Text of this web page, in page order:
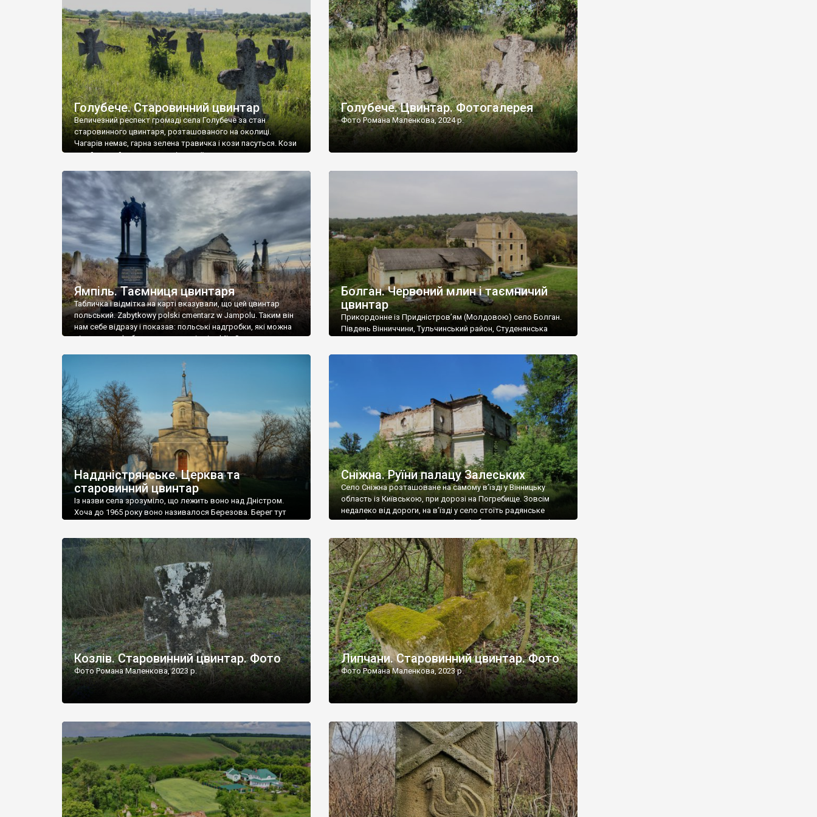
[…]
Голубече. Старовинний цвинтар
Величезний респект громаді села Голубече за стан
старовинного цвинтаря, розташованого на околиці.
Чагарів немає, гарна зелена травичка і кози пасуться. Кози
– найкращий регулятор шкідливої, для старих кладовищ,
бруньками, кози ті бруньки обгризають, бо то улюблений
делікатес. На цвинтарі у Голубечому ціла колекція
різноманітних форм хрестів. Село відносно невелике, […]
Голубече. Цвинтар. Фотогалерея
Фото Романа Маленкова, 2024 р.
Ямпіль. Таємниця цвинтаря
Табличка і відмітка на карті вказували, що цей цвинтар
польський. Zabytkowy polski cmentarz w Jampolu. Таким він
нам себе відразу і показав: польські надгробки, які можна
віднести до фабричних, польські епітафії… Загалом цвинтар
виявилося більше семи гектарів. Перше враження про
абсолютну звичайність польського цвинтаря виявилося
оманливим – […]
Болган. Червоний млин і таємничий
цвинтар
Прикордонне із Придністров’ям (Молдовою) село Болган.
Південь Вінниччини, Тульчинський район, Студенянська
старовинний цвинтар із кам’яними хрестами. Всі епітафії, які
збереглися, написані кирилицею, церковнослов’янською
мовою. За всіма традиційними ознаками – цвинтар
український. Хрести датуються 19 століттям. У 1924-1940
роках Болган […]
Наддністрянське. Церква та
старовинний цвинтар
Із назви села зрозуміло, що лежить воно над Дністром.
Хоча до 1965 року воно називалося Березова. Берег тут
Наддністрянське відрізняється від більшості навколишніх
сіл. У селі є мурована Михайлівська церква. Точної дати […]
Сніжна. Руїни палацу Залеських
Село Сніжна розташоване на самому в’їзді у Вінницьку
область із Київською, при дорозі на Погребище. Зовсім
недалеко від дороги, на в’їзді у село стоїть радянське
рельєфне пано, яке показує жінку і яблуню, а трохи далі,
дороги їх не видно, але видно дві стареньких колії у траві –
[…]
Козлів. Старовинний цвинтар. Фото
Фото Романа Маленкова, 2023 р.
Липчани. Старовинний цвинтар. Фото
Фото Романа Маленкова, 2023 р.